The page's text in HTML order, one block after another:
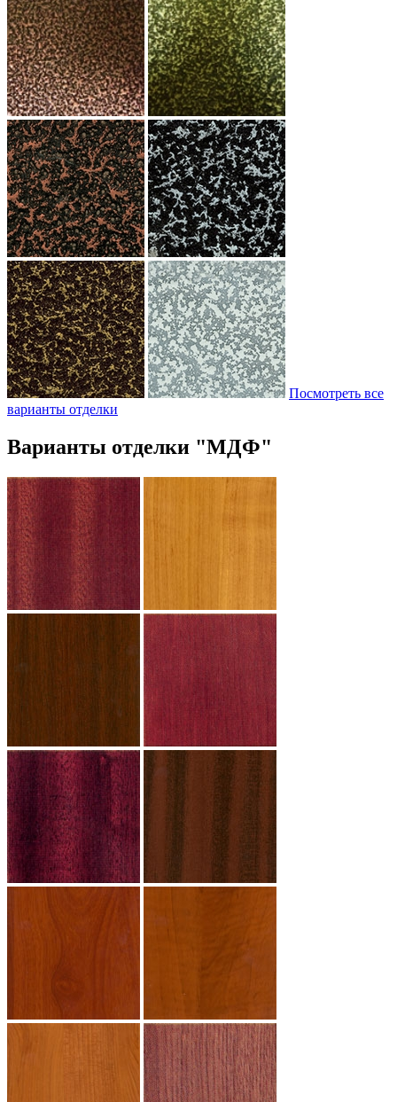
Посмотреть все
варианты отделки
Варианты отделки "МДФ"